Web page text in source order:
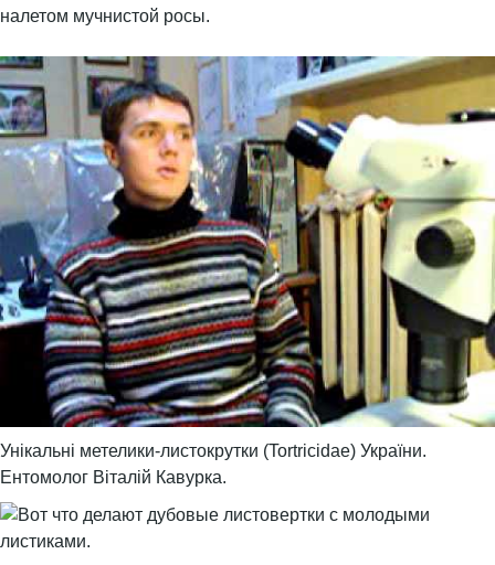
налетом мучнистой росы.
Унікальні метелики-листокрутки (Tortricidae) України.
Ентомолог Віталій Кавурка.